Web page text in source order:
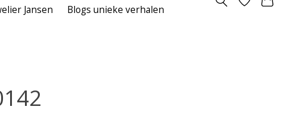
Jansen Blogs unieke verhalen